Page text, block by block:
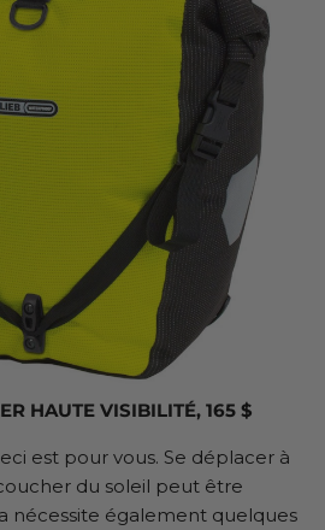
HAUTE VISIBILITÉ, 165 $
est pour vous. Se déplacer à
du soleil peut être
nécessite également quelques